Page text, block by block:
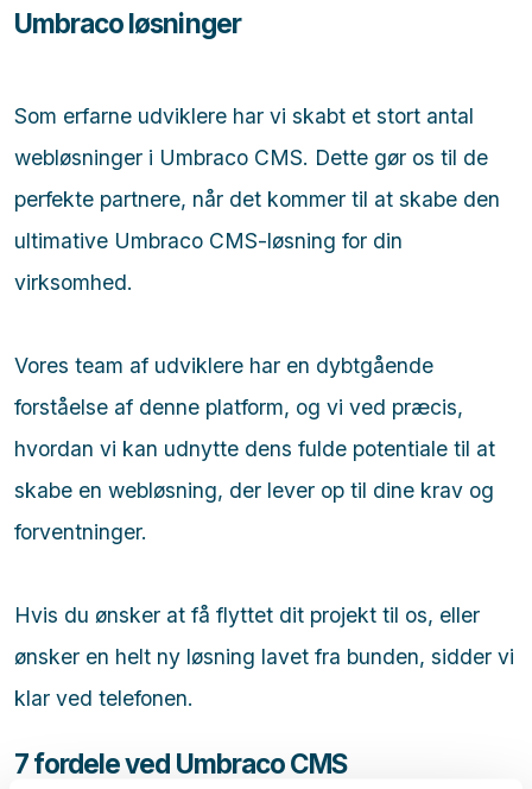
Umbraco løsninger
Som erfarne udviklere har vi skabt et stort antal
webløsninger i Umbraco CMS. Dette gør os til de
perfekte partnere, når det kommer til at skabe den
ultimative Umbraco CMS-løsning for din
virksomhed.
Vores team af udviklere har en dybtgående
forståelse af denne platform, og vi ved præcis,
hvordan vi kan udnytte dens fulde potentiale til at
skabe en webløsning, der lever op til dine krav og
forventninger.
Hvis du ønsker at få flyttet dit projekt til os, eller
ønsker en helt ny løsning lavet fra bunden, sidder vi
klar ved telefonen.
7 fordele ved Umbraco CMS